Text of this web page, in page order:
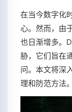
在当今数字化
心。然而，由
也日渐增多。
胁，它们旨在
问。本文将深
理和防范方法。